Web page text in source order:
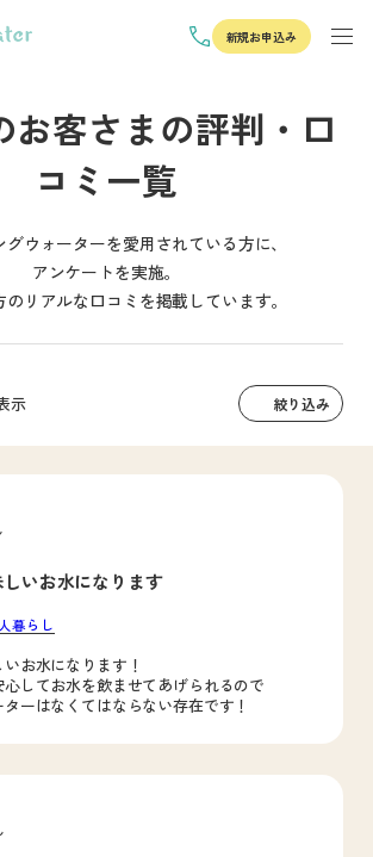
新規お申込み
お客さまの評判・口
コミ一覧
グウォーターを愛用されている方に、
アンケートを実施。
リアルな口コミを掲載しています。
示 絞り込み
いお水になります
暮らし
お水になります！
してお水を飲ませてあげられるので
ーはなくてはならない存在です！